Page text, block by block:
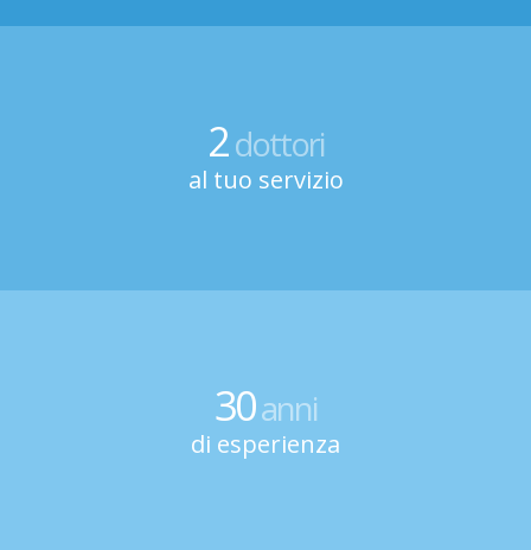
2dottori
al tuo servizio
30anni
di esperienza